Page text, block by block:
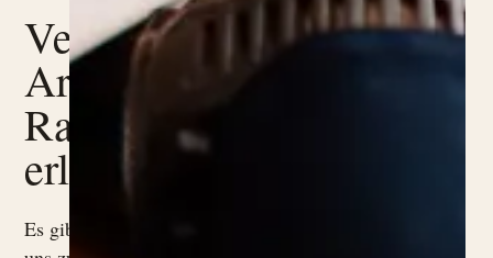
Verschiedene
Arten, Le
Rasole zu
erleben.
Es gibt nicht nur eine Art,